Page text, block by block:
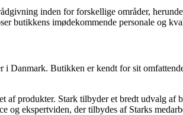
inden for forskellige områder,
butikkens imødekommende personale og
Danmark. Butikken er kendt for sit
produkter. Stark tilbyder et bredt udvalg
og ekspertviden, der tilbydes af Starks